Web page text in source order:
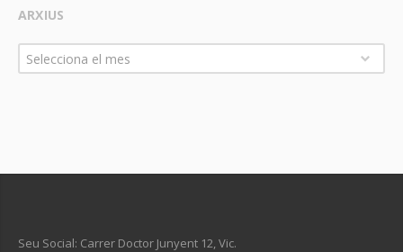
ARXIUS
Arxius
Selecciona el mes
Seu Social: Carrer Doctor Junyent 12, Vic.